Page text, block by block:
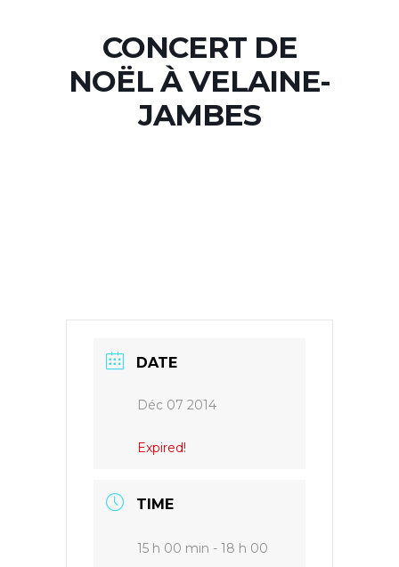
CONCERT DE
NOËL À VELAINE-
JAMBES
DATE
Déc 07 2014
Expired!
TIME
15 h 00 min - 18 h 00